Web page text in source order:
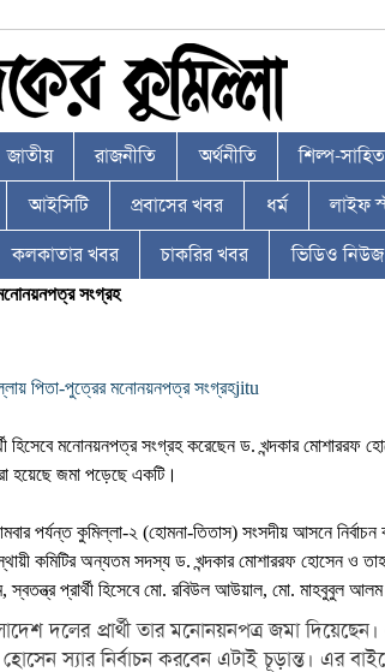
জাতীয় রাজনীতি অর্থনীতি শিল্প-
আইসিটি প্রবাসের খবর ধর্ম লাইফ
কলকাতার খবর চাকরির খবর ভিডিও নিউজ
সংগ্রহ
পিতা-পুত্রের মনোনয়নপত্র সংগ্রহjitu
হিসেবে মনোনয়নপত্র সংগ্রহ করেছেন ড. খন্দকার
হয়েছে জমা পড়েছে একটি।
পর্যন্ত কুমিল্লা-২ (হোমনা-তিতাস) সংসদীয় আসনে
স্থায়ী কমিটির অন্যতম সদস্য ড. খন্দকার মোশাররফ হোসেন
স্বতন্ত্র প্রার্থী হিসেবে মো. রবিউল আউয়াল, মো. মাহবুবুল
দলের প্রার্থী তার মনোনয়নপত্র জমা
স্যার নির্বাচন করবেন এটাই চূড়ান্ত। এর